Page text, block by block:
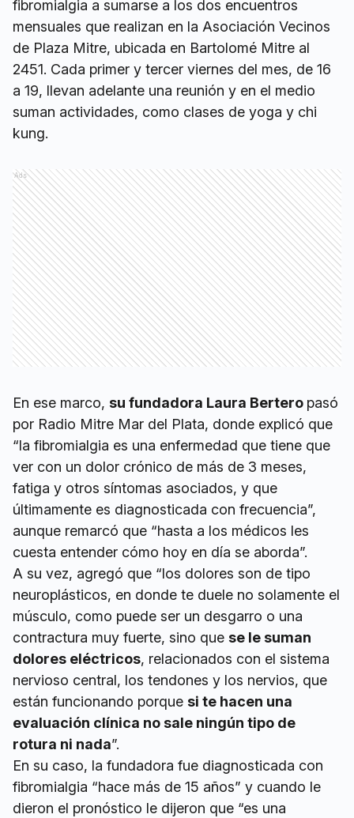
fibromialgia a sumarse a los dos encuentros
mensuales que realizan en la Asociación Vecinos
de Plaza Mitre, ubicada en Bartolomé Mitre al
2451. Cada primer y tercer viernes del mes, de 16
a 19, llevan adelante una reunión y en el medio
suman actividades, como clases de yoga y chi
kung.
Ads
En ese marco, su fundadora Laura Bertero pasó
por Radio Mitre Mar del Plata, donde explicó que
“la fibromialgia es una enfermedad que tiene que
ver con un dolor crónico de más de 3 meses,
fatiga y otros síntomas asociados, y que
últimamente es diagnosticada con frecuencia”,
aunque remarcó que “hasta a los médicos les
cuesta entender cómo hoy en día se aborda”.
A su vez, agregó que “los dolores son de tipo
neuroplásticos, en donde te duele no solamente el
músculo, como puede ser un desgarro o una
contractura muy fuerte, sino que se le suman
dolores eléctricos, relacionados con el sistema
nervioso central, los tendones y los nervios, que
están funcionando porque si te hacen una
evaluación clínica no sale ningún tipo de
rotura ni nada”.
En su caso, la fundadora fue diagnosticada con
fibromialgia “hace más de 15 años” y cuando le
dieron el pronóstico le dijeron que “es una